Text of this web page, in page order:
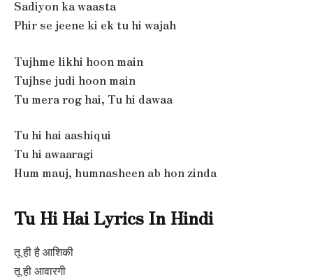
Sadiyon ka waasta
Phir se jeene ki ek tu hi wajah
Tujhme likhi hoon main
Tujhse judi hoon main
Tu mera rog hai, Tu hi dawaa
Tu hi hai aashiqui
Tu hi awaaragi
Hum mauj, humnasheen ab hon zinda
Tu Hi Hai Lyrics In Hindi
तू ही है आशिकी
तू ही आवारगी